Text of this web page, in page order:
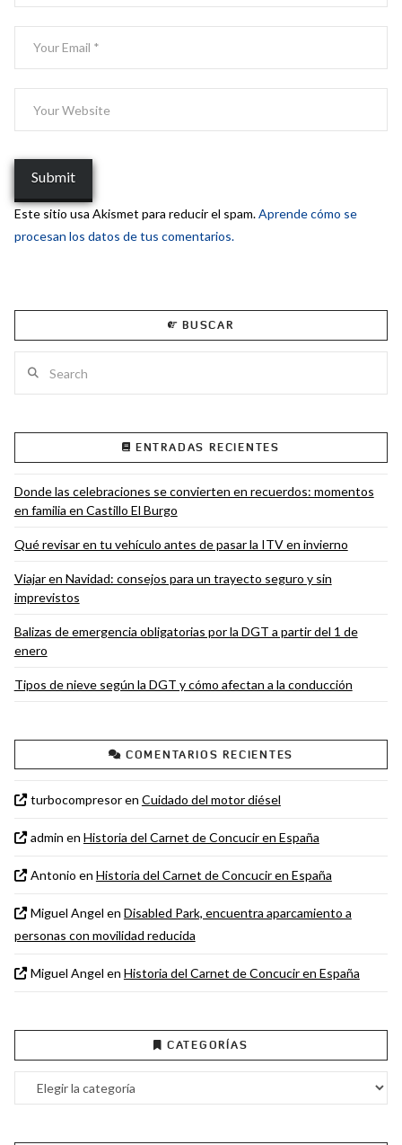
Este sitio usa Akismet para reducir el spam.Aprende cómo se
procesan los datos de tus comentarios.
BUSCAR
ENTRADAS RECIENTES
Donde las celebraciones se convierten en recuerdos: momentos
en familia en Castillo El Burgo
Qué revisar en tu vehículo antes de pasar la ITV en invierno
Viajar en Navidad: consejos para un trayecto seguro y sin
imprevistos
Balizas de emergencia obligatorias por la DGT a partir del 1 de
enero
Tipos de nieve según la DGT y cómo afectan a la conducción
COMENTARIOS RECIENTES
turbocompresoren Cuidado del motor diésel
admin en Historia del Carnet de Concucir en España
Antonio en Historia del Carnet de Concucir en España
Miguel Angel en Disabled Park, encuentra aparcamiento a
personas con movilidad reducida
Miguel Angel en Historia del Carnet de Concucir en España
CATEGORÍAS
Categorías